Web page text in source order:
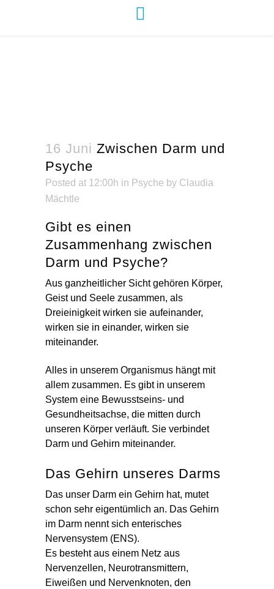
Zwischen Darm und Psyche
16 Juni Zwischen Darm und
Psyche
Posted at 12:00h in Psyche by Claudia
Mächtle
Gibt es einen
Zusammenhang zwischen
Darm und Psyche?
Aus ganzheitlicher Sicht gehören Körper,
Geist und Seele zusammen, als
Dreieinigkeit wirken sie aufeinander,
wirken sie in einander, wirken sie
miteinander.
Alles in unserem Organismus hängt mit
allem zusammen. Es gibt in unserem
System eine Bewusstseins- und
Gesundheitsachse, die mitten durch
unseren Körper verläuft. Sie verbindet
Darm und Gehirn miteinander.
Das Gehirn unseres Darms
Das unser Darm ein Gehirn hat, mutet
schon sehr eigentümlich an. Das Gehirn
im Darm nennt sich enterisches
Nervensystem (ENS).
Es besteht aus einem Netz aus
Nervenzellen, Neurotransmittern,
Eiweißen und Nervenknoten, den